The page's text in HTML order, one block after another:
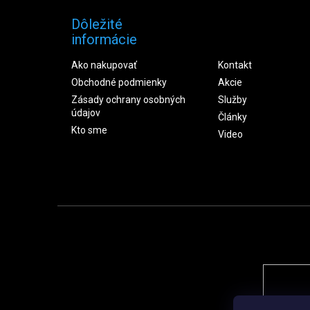
Dôležité
informácie
Ako nakupovať
Obchodné podmienky
Zásady ochrany osobných
údajov
Kto sme
Kontakt
Akcie
Služby
Články
Video